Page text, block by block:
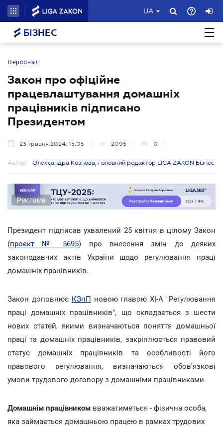
UA
БІЗНЕС
Персонал
Закон про офіційне
працевлаштування домашніх
працівників підписано
Президентом
23 травня 2024, 15:05 2095 0
Автор: Олександра Кознова, головний редактор LIGA ZAKON Бізнес
Реклама
Президент підписав ухвалений 25 квітня в цілому Закон
(проєкт № 5695) про внесення змін до деяких
законодавчих актів України щодо регулювання праці
домашніх працівників.
Закон доповнює КЗпП новою главою XI-A "Регулювання
праці домашніх працівників", що складається з шести
нових статей, якими визначаються поняття домашньої
праці та домашніх працівників, закріплюється правовий
статус домашніх працівників та особливості його
правового регулювання, визначаються обов'язкові
умови трудового договору з домашніми працівниками.
Домашнім працівником вважатиметься - фізична особа,
яка займається домашньою працею в рамках трудових